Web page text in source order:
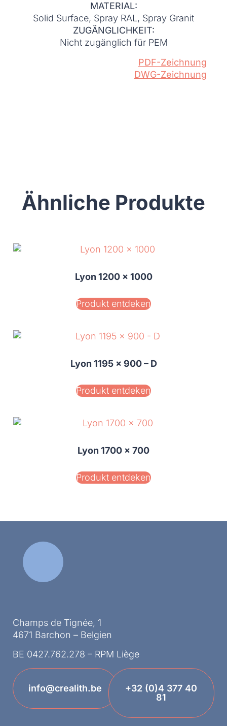
MATERIAL:
Solid Surface, Spray RAL, Spray Granit
ZUGÄNGLICHKEIT:
Nicht zugänglich für PEM
PDF-Zeichnung
DWG-Zeichnung
Ähnliche Produkte
Lyon 1200 x 1000
Produkt entdeken
Lyon 1195 x 900 – D
Produkt entdeken
Lyon 1700 x 700
Produkt entdeken
Champs de Tignée, 1
4671 Barchon – Belgien
BE 0427.762.278 – RPM Liège
info@crealith.be
+32 (0)4 377 40
81